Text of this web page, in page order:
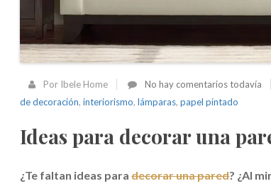
Por Ibele Home No hay comentarios todavía
de decoración,interiorismo,lámparas,papel pintado
Ideas para decorar una
¿Te faltan ideas paradecorar una pared? ¿Al